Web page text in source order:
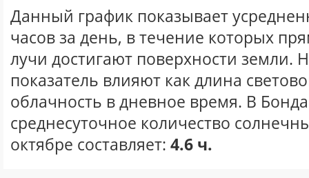
Данный график показывает
часов за день, в течение которых
лучи достигают поверхности земли.
показатель влияют как длина
облачность в дневное время. В
среднесуточное количество
октябре составляет: 4.6 ч.